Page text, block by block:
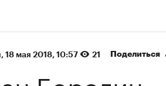
⁠, 18 мая 2018, 10:57 21 Поделиться